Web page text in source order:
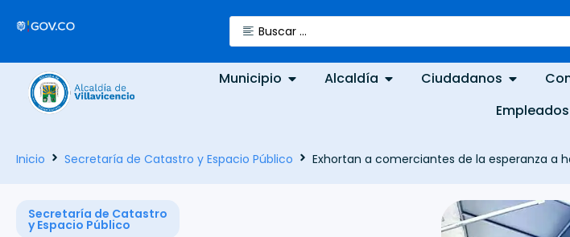
Municipio Alcaldía Ciudadanos
Empleados
Inicio Secretaría de Catastro y Espacio Público Exhortan a comerciantes de la esperanza a
Secretaría de Catastro
y Espacio Público